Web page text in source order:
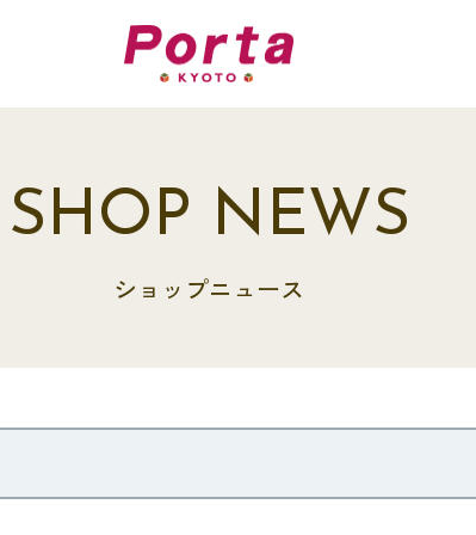
SHOP NEWS
ショップニュース